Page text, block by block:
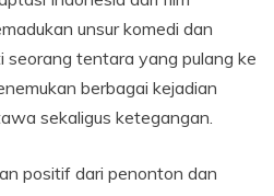
unsur komedi dan
seorang tentara yang pulang ke
berbagai kejadian
sekaligus ketegangan.
positif dari penonton dan